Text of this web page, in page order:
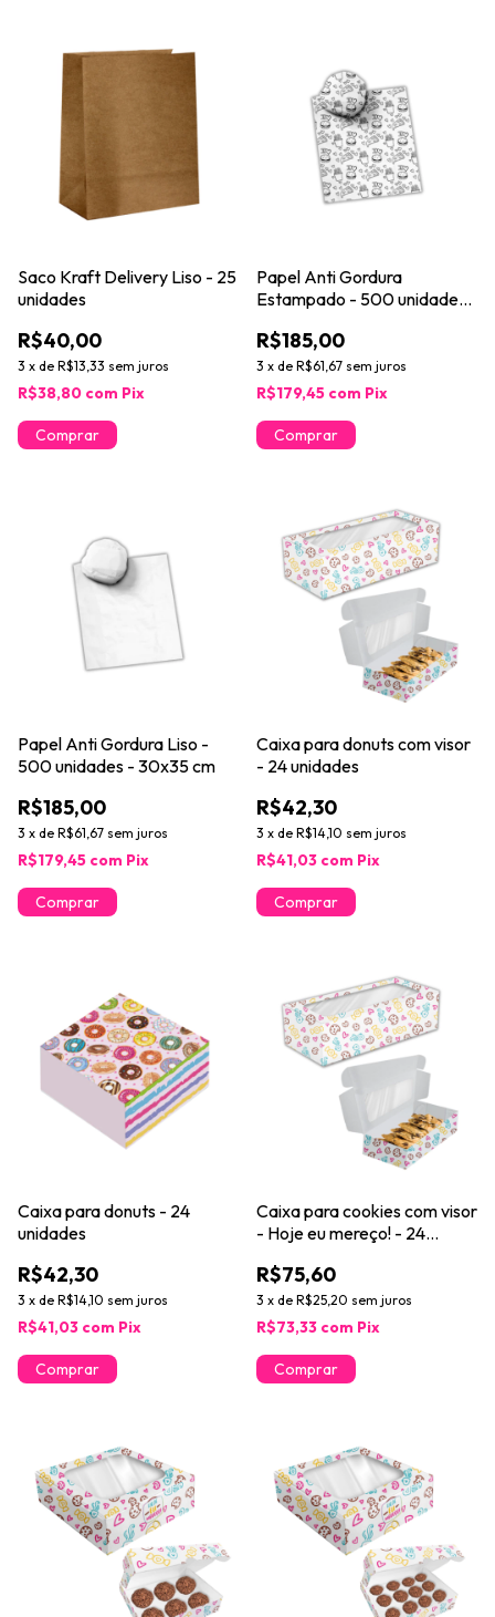
Saco Kraft Delivery Liso - 25
unidades
R$40,00
3 x de R$13,33 sem juros
R$38,80 com Pix
Papel Anti Gordura
Estampado - 500 unidades -
R$185,00
3 x de R$61,67 sem juros
R$179,45 com Pix
Papel Anti Gordura Liso -
500 unidades - 30x35 cm
R$185,00
3 x de R$61,67 sem juros
R$179,45 com Pix
Caixa para donuts com visor
- 24 unidades
R$42,30
3 x de R$14,10 sem juros
R$41,03 com Pix
Caixa para donuts - 24
unidades
R$42,30
3 x de R$14,10 sem juros
R$41,03 com Pix
Caixa para cookies com visor
- Hoje eu mereço! - 24
R$75,60
3 x de R$25,20 sem juros
R$73,33 com Pix